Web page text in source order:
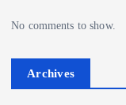
No comments to show.
Archives